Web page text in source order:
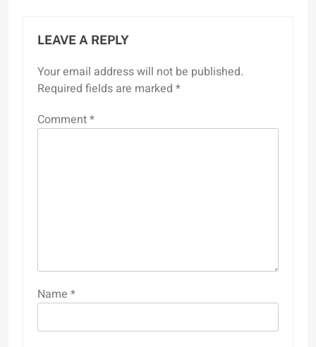
LEAVE A REPLY
Your email address will not be published.
Required fields are marked *
Comment*
Name *